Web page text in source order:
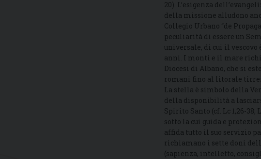
20). L’esigenza
della missione alludono
Collegio Urbano “de
peculiarità di essere un
universale, di cui il vescovo
anni. I monti e il mare
Diocesi di Albano, che si
romani fino al litorale
La stella è simbolo della
della disponibilità a
Spirito Santo (cf. Lc 1,26-
sotto la cui guida e
affida tutto il suo servizio
richiamano i sette doni
(sapienza, intelletto,